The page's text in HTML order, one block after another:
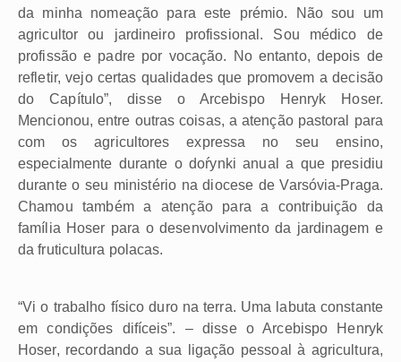
da minha nomeação para este prémio. Não sou um
agricultor ou jardineiro profissional. Sou médico de
profissão e padre por vocação. No entanto, depois de
refletir, vejo certas qualidades que promovem a decisão
do Capítulo”, disse o Arcebispo Henryk Hoser.
Mencionou, entre outras coisas, a atenção pastoral para
com os agricultores expressa no seu ensino,
especialmente durante o doŕynki anual a que presidiu
durante o seu ministério na diocese de Varsóvia-Praga.
Chamou também a atenção para a contribuição da
família Hoser para o desenvolvimento da jardinagem e
da fruticultura polacas.
“Vi o trabalho físico duro na terra. Uma labuta constante
em condições difíceis”. – disse o Arcebispo Henryk
Hoser, recordando a sua ligação pessoal à agricultura,